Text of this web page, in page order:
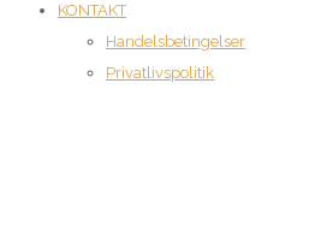
KONTAKT
Handelsbetingelser
Privatlivspolitik